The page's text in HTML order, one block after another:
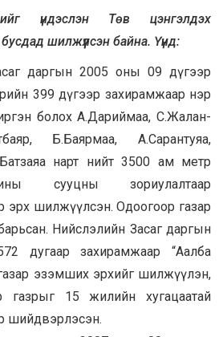
үндэслэн Төв цэнгэлдэх
шилжүүлсэн байна. Үүнд:
даргын 2005 оны 09 дүгээр
399 дүгээр захирамжаар нэр
болох А.Дариймаа, С.Жалан-
Б.Баярмаа, А.Сарантуяа,
нарт нийт 3500 ам метр
сууцны зориулалтаар
эрх шилжүүлсэн. Одоогоор газар
Нийслэлийн Засаг даргын
дугаар захирамжаар “Аалба
эзэмших эрхийг шилжүүлэн,
15 жилийн хугацаатай
шийдвэрлэсэн.